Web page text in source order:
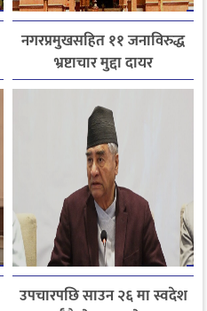
नगरप्रमुखसहित ११ जनाविरुद्ध
भ्रष्टाचार मुद्दा दायर
उपचारपछि साउन २६ मा स्वदेश